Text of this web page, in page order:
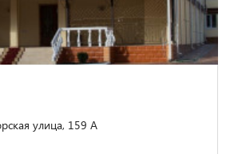
улица, 159 А